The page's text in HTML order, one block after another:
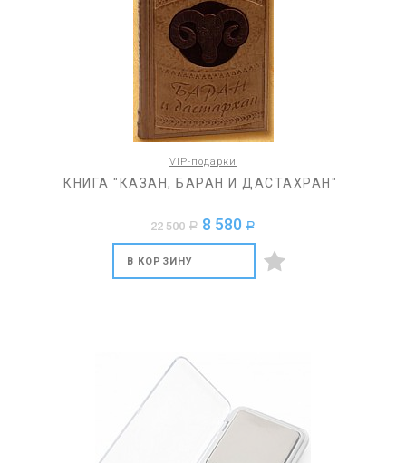
VIP-подарки
КНИГА "КАЗАН, БАРАН И ДАСТАХРАН"
22 500 a 8 580 a
В КОРЗИНУ